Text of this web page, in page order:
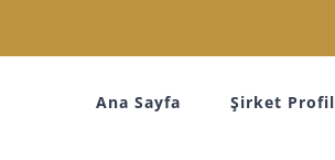
Ana Sayfa Şirket